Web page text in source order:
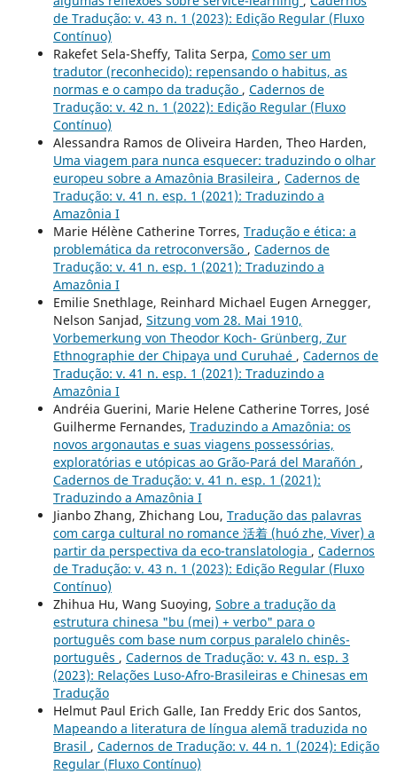
de Tradução: v. 43 n. 1 (2023): Edição Regular (Fluxo
Contínuo)
Rakefet Sela-Sheffy, Talita Serpa, Como ser um
tradutor (reconhecido): repensando o habitus, as
normas e o campo da tradução , Cadernos de
Tradução: v. 42 n. 1 (2022): Edição Regular (Fluxo
Contínuo)
Alessandra Ramos de Oliveira Harden, Theo Harden,
Uma viagem para nunca esquecer: traduzindo o olhar
europeu sobre a Amazônia Brasileira , Cadernos de
Tradução: v. 41 n. esp. 1 (2021): Traduzindo a
Amazônia I
Marie Hélène Catherine Torres, Tradução e ética: a
problemática da retroconversão , Cadernos de
Tradução: v. 41 n. esp. 1 (2021): Traduzindo a
Amazônia I
Emilie Snethlage, Reinhard Michael Eugen Arnegger,
Nelson Sanjad, Sitzung vom 28. Mai 1910,
Vorbemerkung von Theodor Koch- Grünberg, Zur
Ethnographie der Chipaya und Curuhaé , Cadernos de
Tradução: v. 41 n. esp. 1 (2021): Traduzindo a
Amazônia I
Andréia Guerini, Marie Helene Catherine Torres, José
Guilherme Fernandes, Traduzindo a Amazônia: os
novos argonautas e suas viagens possessórias,
exploratórias e utópicas ao Grão-Pará del Marañón ,
Cadernos de Tradução: v. 41 n. esp. 1 (2021):
Traduzindo a Amazônia I
Jianbo Zhang, Zhichang Lou, Tradução das palavras
com carga cultural no romance 活着 (huó zhe, Viver) a
partir da perspectiva da eco-translatologia , Cadernos
de Tradução: v. 43 n. 1 (2023): Edição Regular (Fluxo
Contínuo)
Zhihua Hu, Wang Suoying, Sobre a tradução da
estrutura chinesa "bu (mei) + verbo" para o
português com base num corpus paralelo chinês-
português , Cadernos de Tradução: v. 43 n. esp. 3
(2023): Relações Luso-Afro-Brasileiras e Chinesas em
Tradução
Helmut Paul Erich Galle, Ian Freddy Eric dos Santos,
Mapeando a literatura de língua alemã traduzida no
Brasil , Cadernos de Tradução: v. 44 n. 1 (2024): Edição
Regular (Fluxo Contínuo)